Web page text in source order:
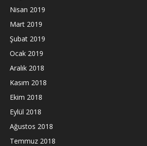
Nisan 2019
Mart 2019
Şubat 2019
Ocak 2019
Aralık 2018
Kasım 2018
Ekim 2018
Eylül 2018
Ağustos 2018
Temmuz 2018